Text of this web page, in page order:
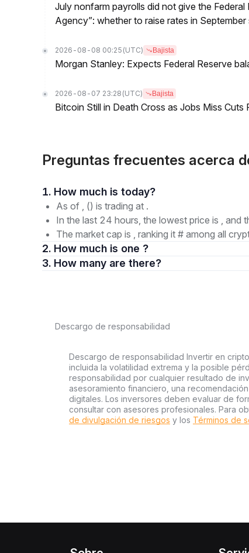
July nonfarm payrolls did not give the
Agency”: whether to raise rates in
2026-08-08 00:25 (UTC) Bajista
Morgan Stanley: Expects Federal Reserve
2026-08-07 23:28 (UTC) Bajista
Bitcoin Still in Death Cross as Jobs Miss Cuts
Preguntas frecuentes acerca
1. How much is today?
As of , () is trading at .
In the last 24 hours, the lowest price is , and
The market cap is , ranking it # among all
2. How much is one ?
3. How many are there?
Descargo de responsabilidad
Descargo de responsabilidad Invertir en
incluida la volatilidad extrema y la posible
responsabilidad por cualquier resultado de
asesoramiento financiero, una
digitales. Los inversores deben evaluar de
consultar con asesores profesionales. Para
de divulgación de riesgos y los Términos de